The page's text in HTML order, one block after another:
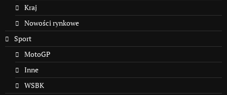
Kraj
Nowości rynkowe
Sport
MotoGP
Inne
WSBK